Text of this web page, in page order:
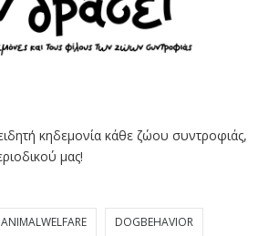
κηδεμονία κάθε ζώου συντροφιάς,
μας!
ANIMALWELFARE DOGBEHAVIOR